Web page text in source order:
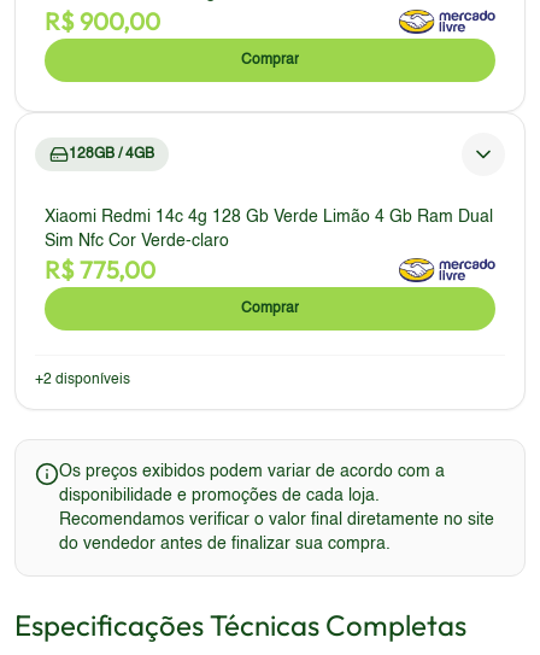
R$900,00
Comprar
128GB / 4GB
Xiaomi Redmi 14c 4g 128 Gb Verde Limão 4 Gb Ram Dual
Sim Nfc Cor Verde-claro
R$775,00
Comprar
+2 disponíveis
Os preços exibidos podem variar de acordo com a
disponibilidade e promoções de cada loja.
Recomendamos verificar o valor final diretamente no site
do vendedor antes de finalizar sua compra.
Especificações Técnicas Completas